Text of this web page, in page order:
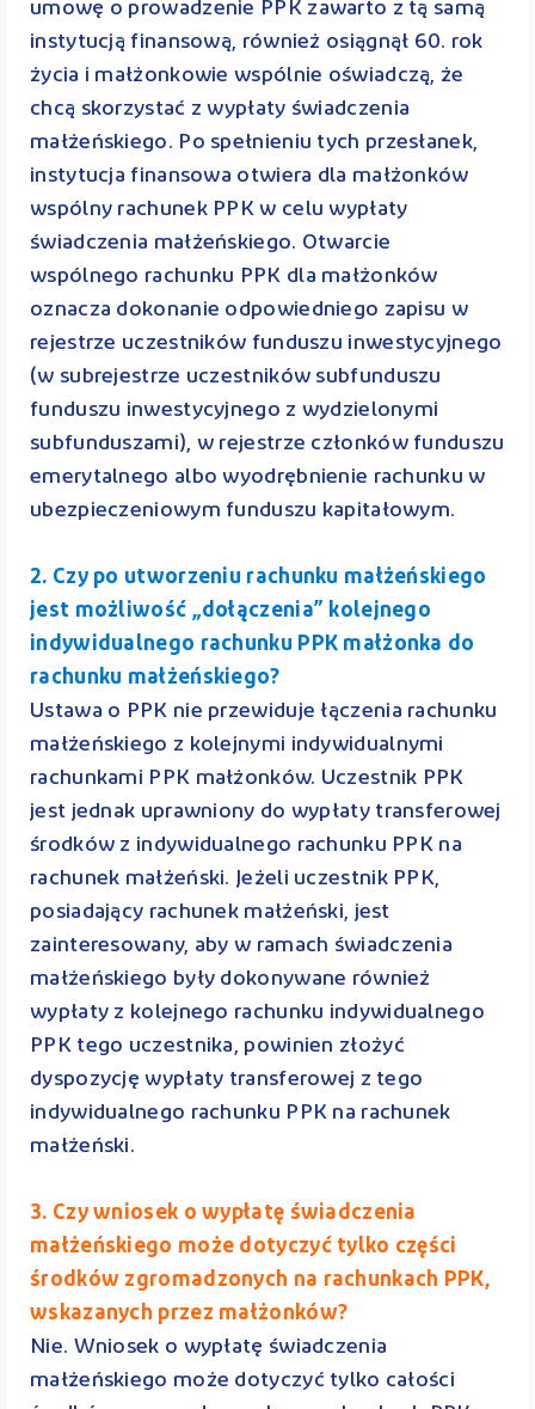
umowę o prowadzenie PPK zawarto z tą samą
instytucją finansową, również osiągnął 60. rok
życia i małżonkowie wspólnie oświadczą, że
chcą skorzystać z wypłaty świadczenia
małżeńskiego. Po spełnieniu tych przesłanek,
instytucja finansowa otwiera dla małżonków
wspólny rachunek PPK w celu wypłaty
świadczenia małżeńskiego. Otwarcie
wspólnego rachunku PPK dla małżonków
oznacza dokonanie odpowiedniego zapisu w
rejestrze uczestników funduszu inwestycyjnego
(w subrejestrze uczestników subfunduszu
funduszu inwestycyjnego z wydzielonymi
subfunduszami), w rejestrze członków funduszu
emerytalnego albo wyodrębnienie rachunku w
ubezpieczeniowym funduszu kapitałowym.
2. Czy po utworzeniu rachunku małżeńskiego
jest możliwość „dołączenia” kolejnego
indywidualnego rachunku PPK małżonka do
rachunku małżeńskiego?
Ustawa o PPK nie przewiduje łączenia rachunku
małżeńskiego z kolejnymi indywidualnymi
rachunkami PPK małżonków. Uczestnik PPK
jest jednak uprawniony do wypłaty transferowej
środków z indywidualnego rachunku PPK na
rachunek małżeński. Jeżeli uczestnik PPK,
posiadający rachunek małżeński, jest
zainteresowany, aby w ramach świadczenia
małżeńskiego były dokonywane również
wypłaty z kolejnego rachunku indywidualnego
PPK tego uczestnika, powinien złożyć
dyspozycję wypłaty transferowej z tego
indywidualnego rachunku PPK na rachunek
małżeński.
3. Czy wniosek o wypłatę świadczenia
małżeńskiego może dotyczyć tylko części
środków zgromadzonych na rachunkach PPK,
wskazanych przez małżonków?
Nie. Wniosek o wypłatę świadczenia
małżeńskiego może dotyczyć tylko całości